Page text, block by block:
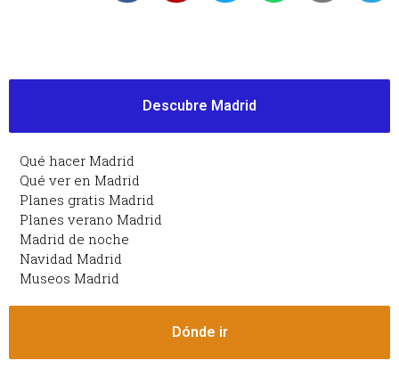
Descubre Madrid
Qué hacer Madrid
Qué ver en Madrid
Planes gratis Madrid
Planes verano Madrid
Madrid de noche
Navidad Madrid
Museos Madrid
Dónde ir